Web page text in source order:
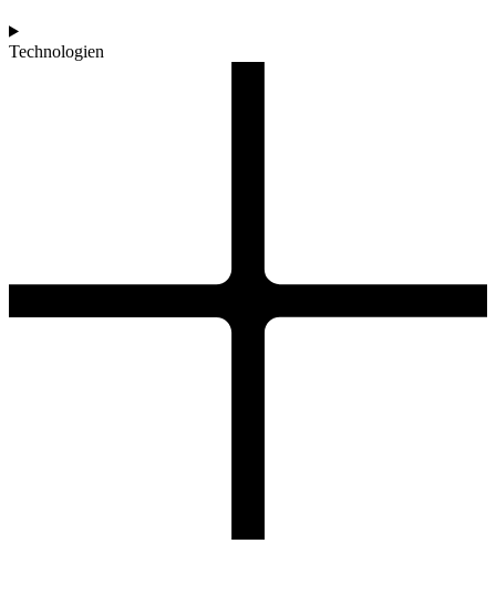
Technologien